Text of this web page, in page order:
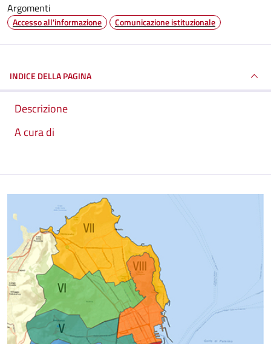
Argomenti
Accesso all'informazione Comunicazione istituzionale
INDICE DELLA PAGINA
Descrizione
A cura di